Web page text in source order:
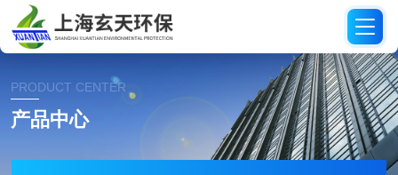
PRODUCT CENTER
产品中心